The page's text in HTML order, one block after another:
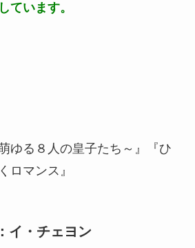
ています。
ゆる８人の皇子たち～』『ひ
ロマンス』
イ・チェヨン